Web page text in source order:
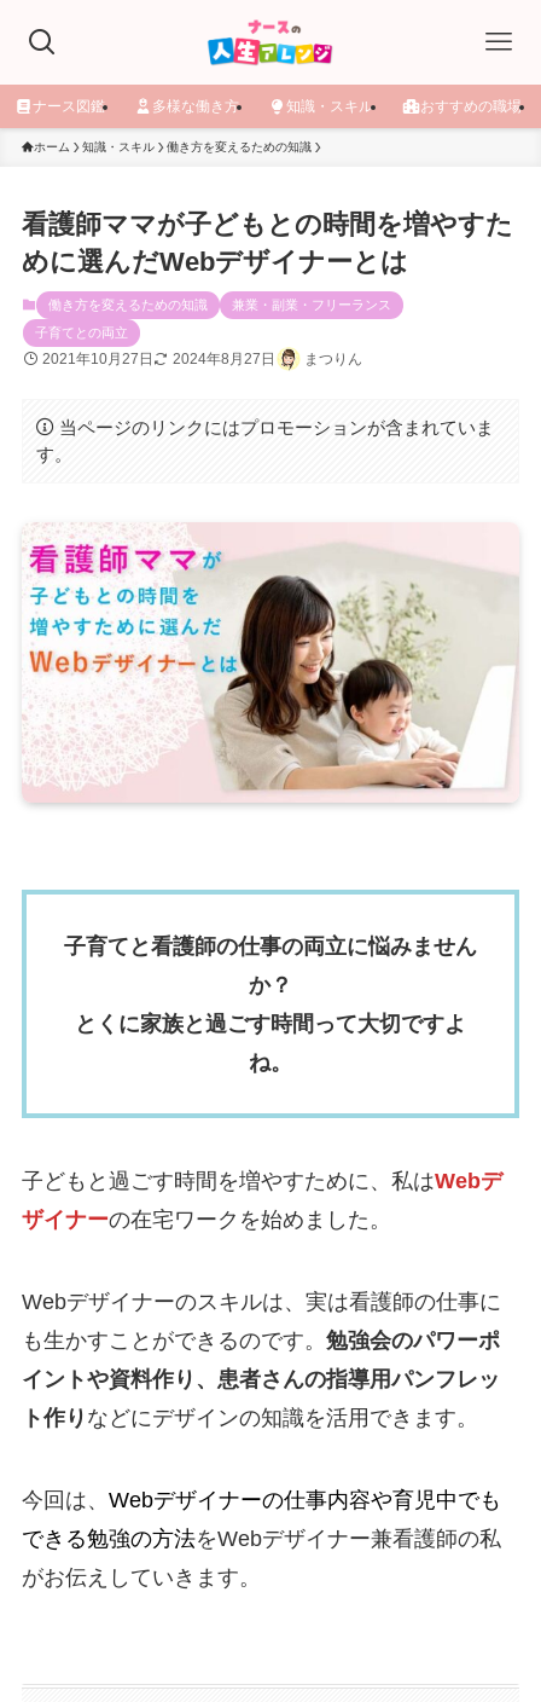
ナース図鑑 多様な働き方 知識・スキル おすすめの職場
ホーム 知識・スキル 働き方を変えるための知識
看護師ママが子どもとの時間を増やすた
めに選んだWebデザイナーとは
働き方を変えるための知識
兼業・副業・フリーランス
子育てとの両立
2021年10月27日 2024年8月27日 まつりん
当ページのリンクにはプロモーションが含まれていま
す。
子育てと看護師の仕事の両立に悩みません
か？
とくに家族と過ごす時間って大切ですよ
ね。
子どもと過ごす時間を増やすために、私はWebデ
ザイナーの在宅ワークを始めました。
Webデザイナーのスキルは、実は看護師の仕事に
も生かすことができるのです。 勉強会のパワーポ
イントや資料作り、患者さんの指導用パンフレッ
ト作り などにデザインの知識を活用できます。
今回は、 Webデザイナーの仕事内容や育児中でも
できる勉強の方法をWebデザイナー兼看護師の私
がお伝えしていきます。